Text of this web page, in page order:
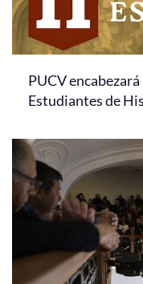
PUCV
Estudiantes de